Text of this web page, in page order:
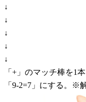
↓
↓
↓
↓
↓
「+」のマッチ棒を1
「9-2=7」にする。※